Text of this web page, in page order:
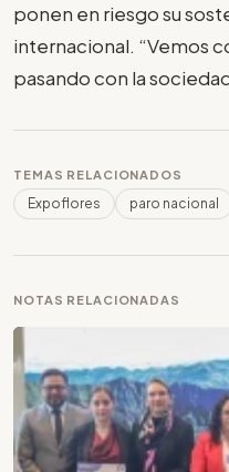
ponen en riesgo su
internacional. “Vemos
pasando con la
TEMAS RELACIONADOS
Expoflores paro nacional
NOTAS RELACIONADAS